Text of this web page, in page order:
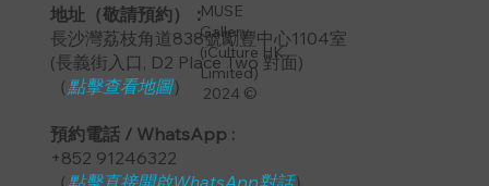
MUSE
Gallery
(iCulture HK
Limited)
2024 ©
地址（敬請預約）：
長沙灣荔枝角道838號勵豐中心1104室
​(長義街入口, D2 Place Two 對面)
（ 點擊查看地圖）
預約電話 / WhatsApp :
+852 91246322